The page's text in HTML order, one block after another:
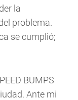
la
problema.
se cumplió;
BUMPS
Ante mi